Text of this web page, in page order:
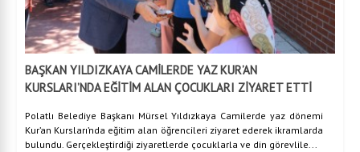
BAŞKAN YILDIZKAYA CAMİLERDE YAZ KUR’AN
KURSLARI’NDA EĞİTİM ALAN ÇOCUKLARI ZİYARET ETTİ
Polatlı Belediye Başkanı Mürsel Yıldızkaya Camilerde yaz dönemi
Kur’an Kursları’nda eğitim alan öğrencileri ziyaret ederek ikramlarda
bulundu. Gerçekleştirdiği ziyaretlerde çocuklarla ve din görevlile...